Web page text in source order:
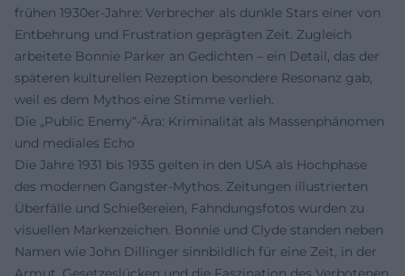
frühen 1930er-Jahre: Verbrecher als dunkle Stars einer von
Entbehrung und Frustration geprägten Zeit. Zugleich
arbeitete Bonnie Parker an Gedichten – ein Detail, das der
späteren kulturellen Rezeption besondere Resonanz gab,
weil es dem Mythos eine Stimme verlieh.
Die „Public Enemy“-Ära: Kriminalität als Massenphänomen
und mediales Echo
Die Jahre 1931 bis 1935 gelten in den USA als Hochphase
des modernen Gangster-Mythos. Zeitungen illustrierten
Überfälle und Schießereien, Fahndungsfotos wurden zu
visuellen Markenzeichen. Bonnie und Clyde standen neben
Namen wie John Dillinger sinnbildlich für eine Zeit, in der